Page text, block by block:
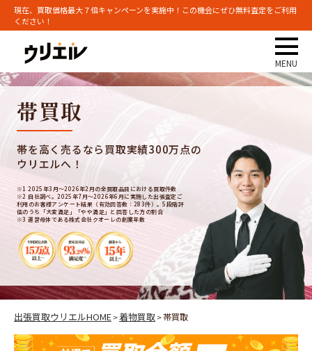
現在、買取価格最大７倍キャンペーンを実施中！この機会にぜひ無料査定をご利用
ください！
帯買取
帯を高く売るなら買取実績300万点の
ウリエルへ！
※1 2025年3月～2026年2月の全買取品目における買取件数
※2 自社調べ。2025年7月～2026年6月に実施した出張査定ご
利用のお客様アンケート結果（有効回答数：283件）。5段階評
価のうち「大変満足」「やや満足」と回答した方の割合
※3 運営母体である株式会社クオーレの創業年数
出張買取ウリエルHOME>着物買取>帯買取